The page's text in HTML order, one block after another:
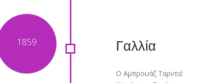
Γαλλία
Ο Αμπρουάζ Ταρντιέ